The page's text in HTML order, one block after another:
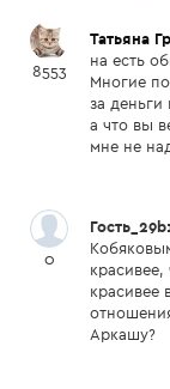
8553
Татьяна
на есть
Многие
за деньги
а что вы
мне не
0
красивее
Аркашу?